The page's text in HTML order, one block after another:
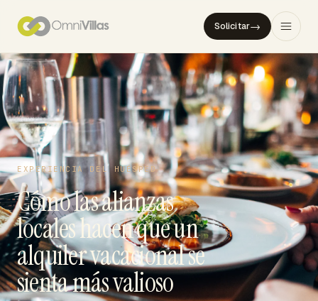
Solicitar→
EXPERIENCIA DEL HUÉSPED
Cómo las alianzas
locales hacen que un
alquiler vacacional se
sienta más valioso